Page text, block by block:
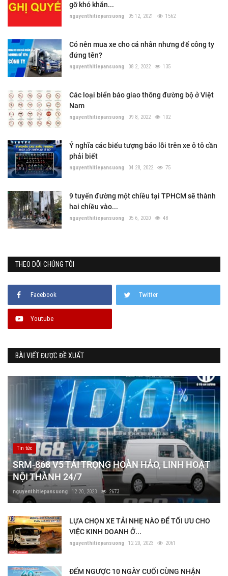
gỡ khó khăn...
nguyenthitiepansuong 05 12, 2021 1562
Có nên mua xe cho cá nhân nhưng để công ty
đứng tên?
nguyenthitiepansuong 08 2, 2022 135
Các loại biển báo giao thông đường bộ ở Việt
Nam
nguyenthitiepansuong 09 8, 2022 102
Ý nghĩa các biểu tượng báo lỗi trên xe ô tô cần
phải biết
nguyenthitiepansuong 04 28, 2022 75
9 tuyến đường một chiều tại TPHCM sẽ thành
hai chiều vào...
nguyenthitiepansuong 05 6, 2020 48
THEO DÕI CHÚNG TÔI
Facebook Twitter
Youtube
BÀI VIẾT ĐƯỢC ĐỀ XUẤT
Tin tức
SRM-868 V5 TẢI TRỌNG HOÀN HẢO, LINH HOẠT
NỘI THÀNH 24/7
nguyenthitiepansuong 12 20, 2023 2673
LỰA CHỌN XE TẢI NHẸ NÀO ĐỂ TỐI ƯU CHO
VIỆC KINH DOANH Ở...
nguyenthitiepansuong 12 20, 2023 2061
ĐẾM NGƯỢC 10 NGÀY CUỐI CÙNG NHẬN